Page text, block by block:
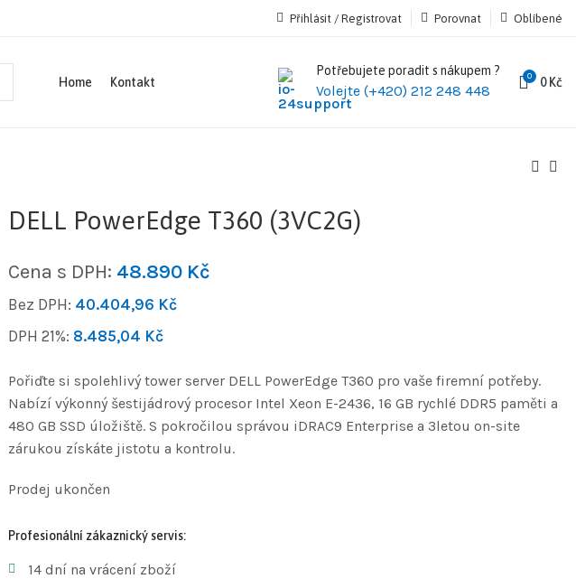
Přihlásit / Registrovat Porovnat Oblíbené
Home Kontakt
Potřebujete poradit s nákupem ?
Volejte (+420) 212 248 448
0 0 Kč
DELL PowerEdge T360 (3VC2G)
Cena s DPH: 48.890 Kč
Bez DPH: 40.404,96 Kč
DPH 21%: 8.485,04 Kč
Pořiďte si spolehlivý tower server DELL PowerEdge T360 pro vaše firemní potřeby.
Nabízí výkonný šestijádrový procesor Intel Xeon E-2436, 16 GB rychlé DDR5 paměti a
480 GB SSD úložiště. S pokročilou správou iDRAC9 Enterprise a 3letou on-site
zárukou získáte jistotu a kontrolu.
Prodej ukončen
Profesionální zákaznický servis:
14 dní na vrácení zboží